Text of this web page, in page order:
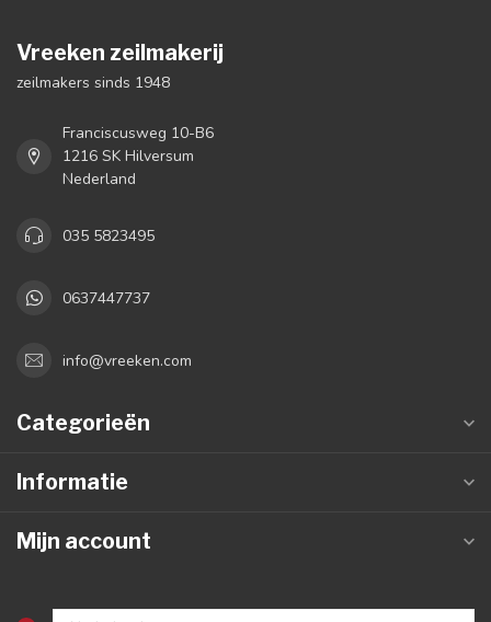
Vreeken zeilmakerij
zeilmakers sinds 1948
Franciscusweg 10-B6
1216 SK Hilversum
Nederland
035 5823495
0637447737
info@vreeken.com
Categorieën
Informatie
Mijn account